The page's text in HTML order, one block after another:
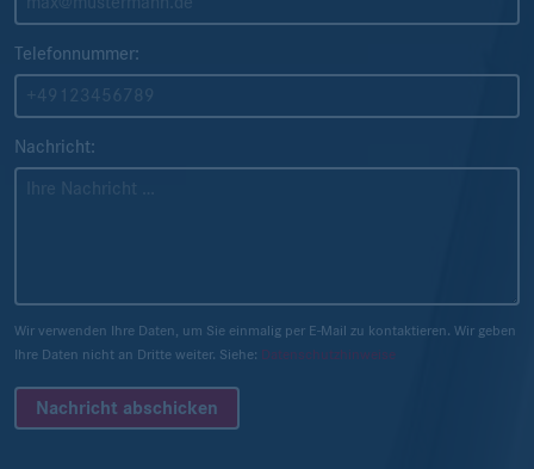
Telefonnummer:
Nachricht:
Wir verwenden Ihre Daten, um Sie einmalig per E-Mail zu kontaktieren. Wir geben
Ihre Daten nicht an Dritte weiter. Siehe: Datenschutzhinweise
Nachricht abschicken